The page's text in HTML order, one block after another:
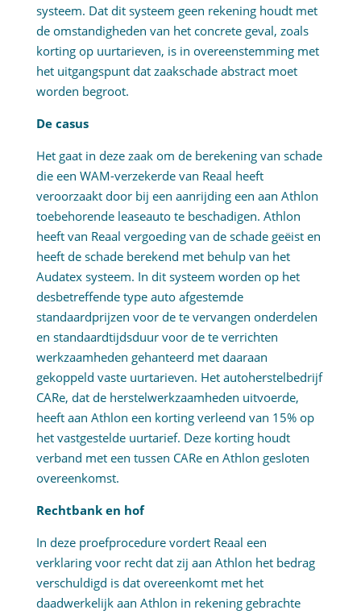
systeem. Dat dit systeem geen rekening houdt met
de omstandigheden van het concrete geval, zoals
korting op uurtarieven, is in overeenstemming met
het uitgangspunt dat zaakschade abstract moet
worden begroot.
De casus
Het gaat in deze zaak om de berekening van schade
die een WAM-verzekerde van Reaal heeft
veroorzaakt door bij een aanrijding een aan Athlon
toebehorende leaseauto te beschadigen. Athlon
heeft van Reaal vergoeding van de schade geëist en
heeft de schade berekend met behulp van het
Audatex systeem. In dit systeem worden op het
desbetreffende type auto afgestemde
standaardprijzen voor de te vervangen onderdelen
en standaardtijdsduur voor de te verrichten
werkzaamheden gehanteerd met daaraan
gekoppeld vaste uurtarieven. Het autoherstelbedrijf
CARe, dat de herstelwerkzaamheden uitvoerde,
heeft aan Athlon een korting verleend van 15% op
het vastgestelde uurtarief. Deze korting houdt
verband met een tussen CARe en Athlon gesloten
overeenkomst.
Rechtbank en hof
In deze proefprocedure vordert Reaal een
verklaring voor recht dat zij aan Athlon het bedrag
verschuldigd is dat overeenkomt met het
daadwerkelijk aan Athlon in rekening gebrachte